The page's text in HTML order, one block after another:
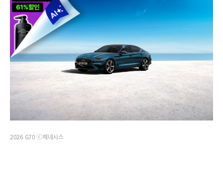
2026 G70 ⓒ제네시스